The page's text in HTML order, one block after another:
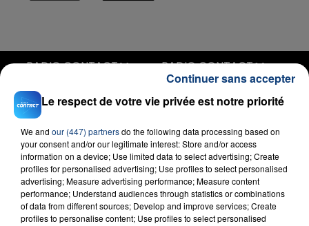
DAVID GUETTA
RADIO CONTACT
Le respect de votre vie privée est notre priorité
We and our (447) partnersdo the following data processing based on
your consent and/or our legitimate interest: Store and/or access
information on a device; Use limited data to select advertising; Create
profiles for personalised advertising; Use profiles to select personalised
advertising; Measure advertising performance; Measure content
performance; Understand audiences through statistics or combinations
of data from different sources; Develop and improve services; Create
profiles to personalise content; Use profiles to select personalised
Continuer sans accepter